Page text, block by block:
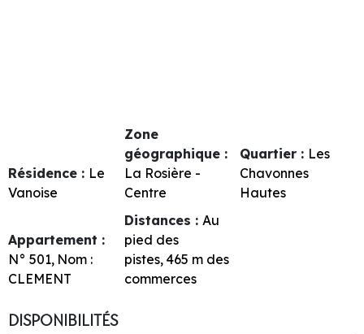
Résidence : Le
Vanoise
Zone
géographique :
La Rosière -
Centre
Quartier : Les
Chavonnes
Hautes
Appartement :
N° 501 Nom :
CLEMENT
Distances : Au
pied des
pistes 465 m des
commerces
DISPONIBILITÉS